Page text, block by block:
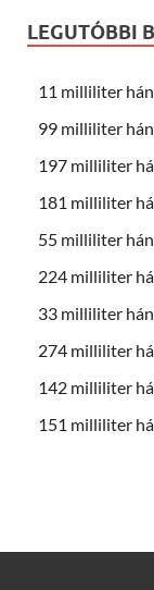
LEGUTÓBBI
11 milliliter
99 milliliter
197 milliliter
181 milliliter
55 milliliter
224 milliliter
33 milliliter
274 milliliter
142 milliliter
151 milliliter